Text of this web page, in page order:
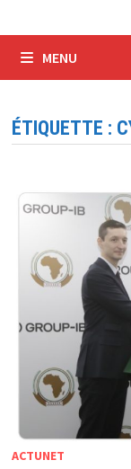
MENU
ÉTIQUETTE :
ACTUNET